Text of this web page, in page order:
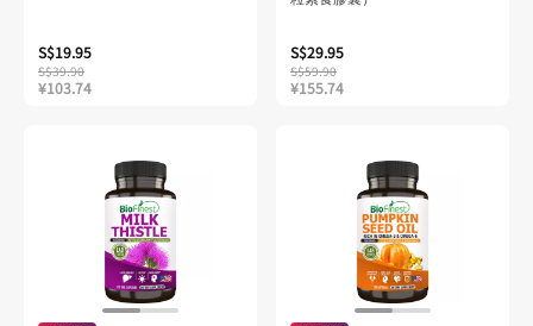
S$19.95
S$39.90
¥103.74
S$29.95
S$59.90
¥155.74